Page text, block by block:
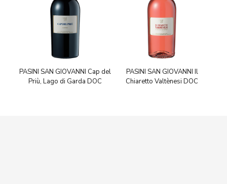
PASINI SAN GIOVANNI Cap del
Priù, Lago di Garda DOC
PASINI SAN GIOVANNI Il
Chiaretto Valtènesi DOC